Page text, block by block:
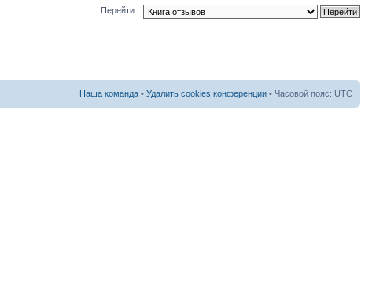
Перейти:
Наша команда • Удалить cookies конференции • Часовой пояс: UTC